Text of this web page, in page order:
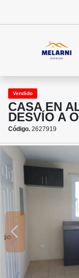
Vendido
CASA EN
DESVÍO A
Código. 2627919